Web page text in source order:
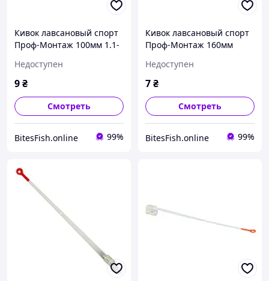
Кивок лавсановый спорт
Проф-Монтаж 100мм 1.1-
Недоступен
9₴
Смотреть
BitesFish.online 99%
Кивок лавсановый спорт
Проф-Монтаж 160мм
удочки
Недоступен
7₴
Смотреть
BitesFish.online 99%